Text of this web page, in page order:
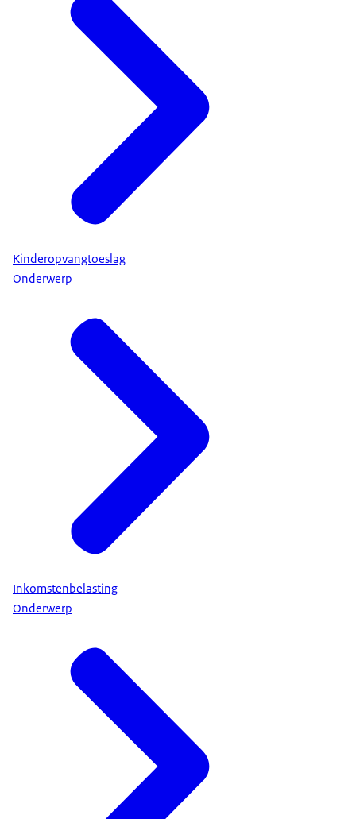
Kinderopvangtoeslag
Onderwerp
Inkomstenbelasting
Onderwerp